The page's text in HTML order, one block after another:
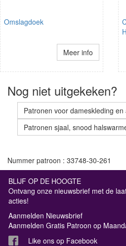
Omslagdoek
Meer info
Nog niet uitgekeken?
Patronen voor dameskleding en
Patronen sjaal, snood
Nummer patroon : 33748-30-261
BLIJF OP DE HOOGTE
Ontvang onze nieuwsbrief met de
acties!
Aanmelden Nieuwsbrief
Aanmelden Gratis Patroon op
Like ons op Facebook